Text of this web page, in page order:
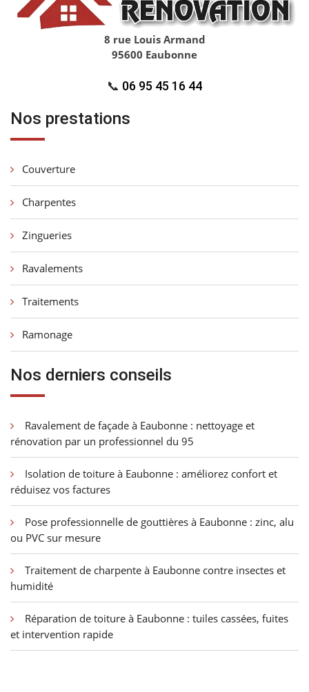
8 rue Louis Armand
95600 Eaubonne
📞 06 95 45 16 44
Nos prestations
Couverture
Charpentes
Zingueries
Ravalements
Traitements
Ramonage
Nos derniers conseils
Ravalement de façade à Eaubonne : nettoyage et
rénovation par un professionnel du 95
Isolation de toiture à Eaubonne : améliorez confort et
réduisez vos factures
Pose professionnelle de gouttières à Eaubonne : zinc, alu
ou PVC sur mesure
Traitement de charpente à Eaubonne contre insectes et
humidité
Réparation de toiture à Eaubonne : tuiles cassées, fuites
et intervention rapide